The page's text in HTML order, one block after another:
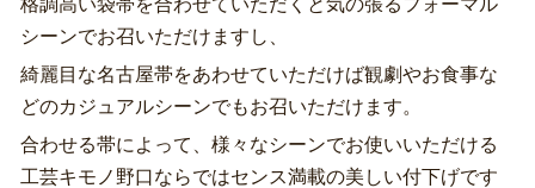
シーンでお召いただけますし、
綺麗目な名古屋帯をあわせていただけば観劇やお食事な
どのカジュアルシーンでもお召いただけます。
合わせる帯によって、様々なシーンでお使いいただける
工芸キモノ野口ならではセンス満載の美しい付下げです